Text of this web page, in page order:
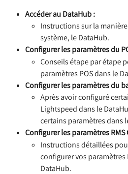
Accéder au DataHub :
Instructions sur la
système, le DataHub.
Configurer les paramètres du
Conseils étape par étape
paramètres POS dans le
Configurer les paramètres du
Après avoir configuré
Lightspeed dans le
certains paramètres dans
Configurer les paramètres RMS
Instructions détaillées
configurer vos paramètres
DataHub.